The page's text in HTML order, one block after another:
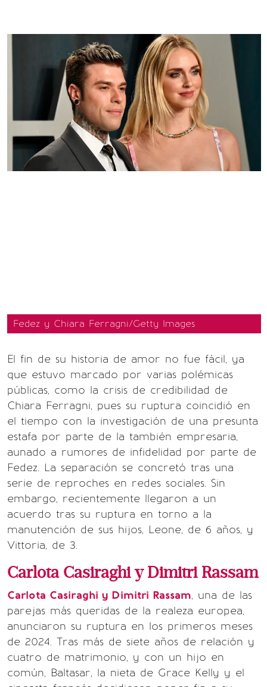
Fedez y Chiara Ferragni/Getty Images
El fin de su historia de amor no fue fácil, ya
que estuvo marcado por varias polémicas
públicas, como la crisis de credibilidad de
Chiara Ferragni, pues su ruptura coincidió en
el tiempo con la investigación de una presunta
estafa por parte de la también empresaria,
aunado a rumores de infidelidad por parte de
Fedez. La separación se concretó tras una
serie de reproches en redes sociales. Sin
embargo, recientemente llegaron a un
acuerdo tras su ruptura en torno a la
manutención de sus hijos, Leone, de 6 años, y
Vittoria, de 3.
Carlota Casiraghi y Dimitri Rassam
Carlota Casiraghi y Dimitri Rassam, una de las
parejas más queridas de la realeza europea,
anunciaron su ruptura en los primeros meses
de 2024. Tras más de siete años de relación y
cuatro de matrimonio, y con un hijo en
común, Baltasar, la nieta de Grace Kelly y el